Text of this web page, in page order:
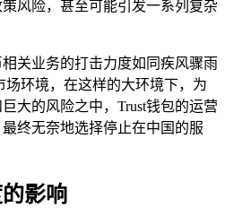
风险，甚至可能引发一系列复杂
关业务的打击力度如同疾风骤雨
环境，在这样的大环境下，为
大的风险之中，Trust钱包的运营
终无奈地选择停止在中国的服
影响